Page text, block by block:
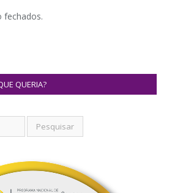
fechados.
QUERIA?